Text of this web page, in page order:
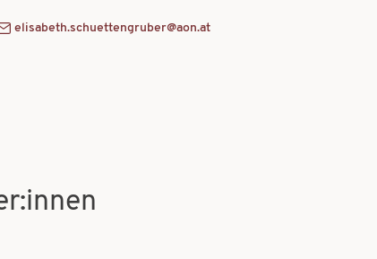
elisabeth.schuettengruber@aon.at